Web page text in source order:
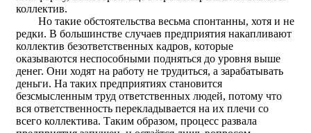
коллектив.
Но такие обстоятельства весьма спонтанны, хотя и не
редки. В большинстве случаев предприятия накапливают
коллектив безответственных кадров, которые
оказываются неспособными подняться до уровня выше
денег. Они ходят на работу не трудиться, а зарабатывать
деньги. На таких предприятиях становится
безсмысленным труд ответственных людей, потому что
вся ответственность перекладывается на их плечи со
всего коллектива. Таким образом, процесс развала